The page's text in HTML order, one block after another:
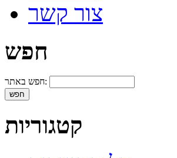
צור קשר
חפש
חפש באתר:
קטגוריות